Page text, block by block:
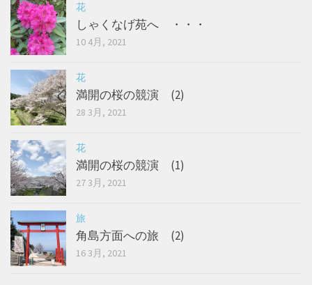
花
しゃくなげ苑へ ・・・
10 4月, 2021
花
満開の桜の競演 (2)
28 3月, 2021
花
満開の桜の競演 (1)
27 3月, 2021
旅
角島方面への旅 (2)
16 3月, 2021